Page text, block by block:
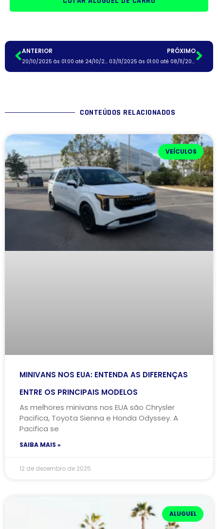
ANTERIOR
20/10/2025 às 01:00 até 24/10/2025 às 01:00
PRÓXIMO
03/11/2025 às 01:00 até 08/11/2025 às 01:00
CONTEÚDOS RELACIONADOS
VEÍCULOS
MINIVANS NOS EUA: ENTENDA AS DIFERENÇAS
ENTRE OS PRINCIPAIS MODELOS
As melhores minivans nos EUA são Chrysler
Pacifica, Toyota Sienna e Honda Odyssey. A
Pacifica se
SAIBA MAIS »
12 de dezembro de 2025
ALUGUEL